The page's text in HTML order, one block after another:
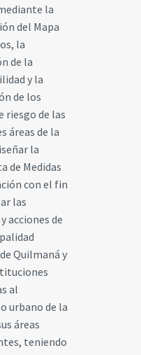
la
del Mapa
la
de la
y la
de los
riesgo de las
áreas de la
la
de Medidas
con el fin
las
acciones de
Quilmaná y
al
urbano de la
áreas
teniendo